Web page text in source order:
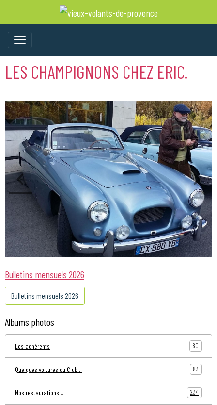
LES CHAMPIGNONS CHEZ ERIC.
Bulletins mensuels 2026
Bulletins mensuels 2026
Albums photos
Les adhérents 80
Quelques voitures du Club... 83
Nos restaurations... 234